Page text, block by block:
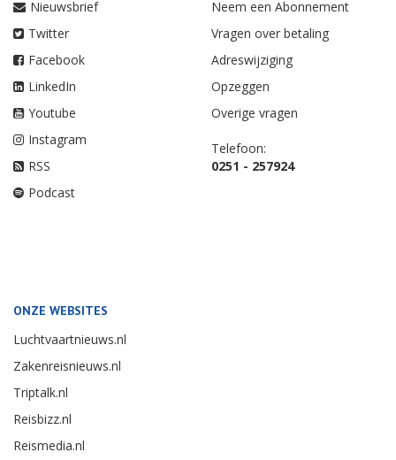
Nieuwsbrief
Twitter
Facebook
LinkedIn
Youtube
Instagram
RSS
Podcast
Neem een Abonnement
Vragen over betaling
Adreswijziging
Opzeggen
Overige vragen
Telefoon:
0251 - 257924
ONZE WEBSITES
Luchtvaartnieuws.nl
Zakenreisnieuws.nl
Triptalk.nl
Reisbizz.nl
Reismedia.nl